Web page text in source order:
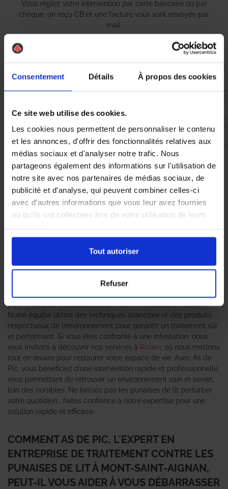
Consentement Détails À propos des cookies
Ce site web utilise des cookies.
Les cookies nous permettent de personnaliser le contenu
et les annonces, d'offrir des fonctionnalités relatives aux
médias sociaux et d'analyser notre trafic. Nous
partageons également des informations sur l'utilisation de
notre site avec nos partenaires de médias sociaux, de
publicité et d'analyse, qui peuvent combiner celles-ci
avec d'autres informations que vous leur avez fournies
ou qu'ils ont collectées lors de votre utilisation de leurs
Tout autoriser
Refuser
Vous réglez votre intervention par carte bancaire ou par
chèque, un reçu CB et une facture vous sont envoyés par
mail.
Etape 5 :
Vous évaluez la prestation
Vous recevez une demande d’évaluation de votre expérience
avec l’équipe AS DE PIC.
Nous avons pensé à tout
À Mont-Saint-Aignan, la lutte contre les nuisibles, et plus
particulièrement contre les punaises de lit, est devenue une
insectes, souvent difficiles à détecter, peuvent causer des
désagréments importants, tant sur le plan du confort que de la
faire appel à uneentreprise de traitement contre les punaises
qui possède une solide réputation. As de Pic se distingue
pour éradiquer ces parasites de manière efficace et durable.
Notre équipe utilise des techniques avancées et des produits
respectueux de l’environnement pour garantir un traitement sûr
et performant. Si vous êtes confronté à une infestation, nous
vous invitons à découvrir nos services à Rouen , où nous mettons
tout en œuvre pour restaurer votre espace de vie. Avec As de
Pic, vous bénéficiez d’une intervention rapide et professionnelle,
vous permettant de retrouver un environnement sain et serein,
loin des nuisibles. Ne laissez pas les punaises de lit perturber
votre quotidien ; faites confiance à notre expertise pour une
solution rapide et efficace.
COMMENT AS DE PIC, L'EXPERT EN
ENTREPRISE DE TRAITEMENT CONTRE LES
PUNAISES DE LIT À MONT-SAINT-AIGNAN,
PEUT-IL VOUS AIDER À VOUS DÉBARRASSER